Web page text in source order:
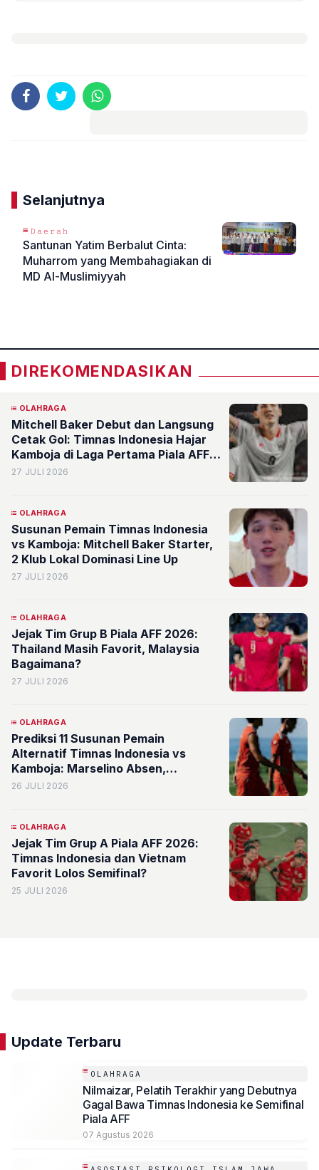
Selanjutnya
𝙳𝚊𝚎𝚛𝚊𝚑
Santunan Yatim Berbalut Cinta:
Muharrom yang Membahagiakan di
MD Al-Muslimiyyah
DIREKOMENDASIKAN
OLAHRAGA
Mitchell Baker Debut dan Langsung
Cetak Gol: Timnas Indonesia Hajar
Kamboja di Laga Pertama Piala AFF
2026
27 JULI 2026
OLAHRAGA
Susunan Pemain Timnas Indonesia
vs Kamboja: Mitchell Baker Starter,
2 Klub Lokal Dominasi Line Up
27 JULI 2026
OLAHRAGA
Jejak Tim Grup B Piala AFF 2026:
Thailand Masih Favorit, Malaysia
Bagaimana?
27 JULI 2026
OLAHRAGA
Prediksi 11 Susunan Pemain
Alternatif Timnas Indonesia vs
Kamboja: Marselino Absen,
Bagaimana dengan Ragnar
26 JULI 2026
OLAHRAGA
Jejak Tim Grup A Piala AFF 2026:
Timnas Indonesia dan Vietnam
Favorit Lolos Semifinal?
25 JULI 2026
Update Terbaru
OLAHRAGA
Nilmaizar, Pelatih Terakhir yang Debutnya
Gagal Bawa Timnas Indonesia ke Semifinal
Piala AFF
07 Agustus 2026